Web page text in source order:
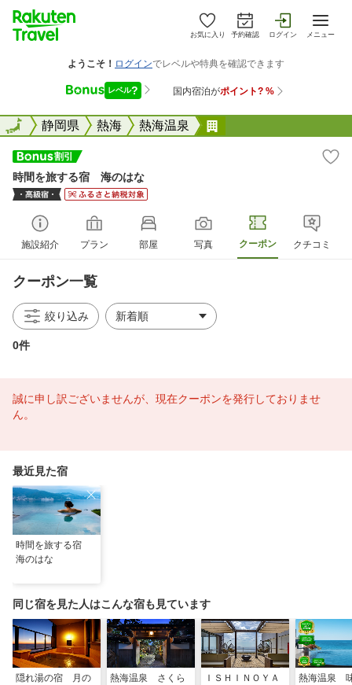
お気に入り 予約確認 ログイン メニュー
全国静岡県 熱海 熱海温泉
全国
時間を旅する宿 海のはな
施設紹介 プラン 部屋 写真 クーポン クチコミ
クーポン一覧
絞り込み
0件
誠に申し訳ございませんが、現在クーポンを発行しておりませ
ん。
最近見た宿
時間を旅する宿
海のはな
同じ宿を見た人はこんな宿も見ています
隠れ湯の宿 月の
熱海温泉 さくら
ＩＳＨＩＮＯＹＡ
熱海温泉